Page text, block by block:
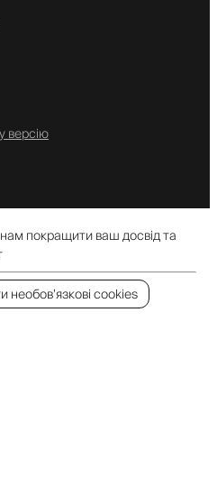
версію
покращити ваш досвід та
необов’язкові cookies